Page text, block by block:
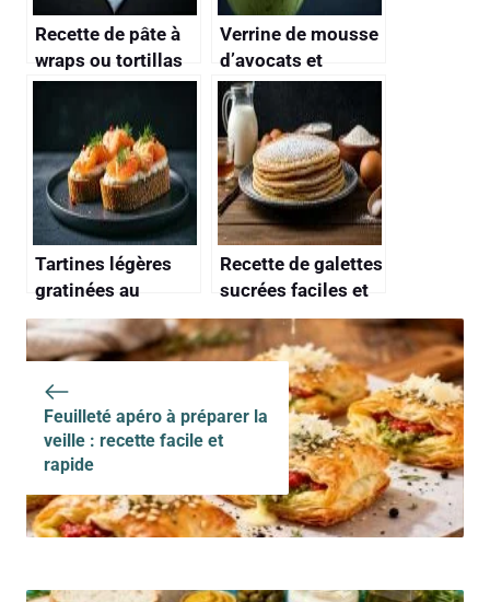
Recette de pâte à
wraps ou tortillas
facile maison
Verrine de mousse
d’avocats et
saumon fumé :
recette gourmande
Tartines légères
gratinées au
saumon fumé :
recette savoureuse
Recette de galettes
sucrées faciles et
rapides
Feuilleté apéro à préparer la
veille : recette facile et
rapide